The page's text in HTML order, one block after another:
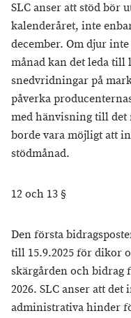
SLC anser att stöd bör
kalenderåret, inte
december. Om djur
månad kan det leda till
snedvridningar på
påverka
med hänvisning till
borde vara möjligt att
stödmånad.
12 och 13 §
Den första
till 15.9.2025 för dikor
skärgården och
2026. SLC anser att
administrativa hinder